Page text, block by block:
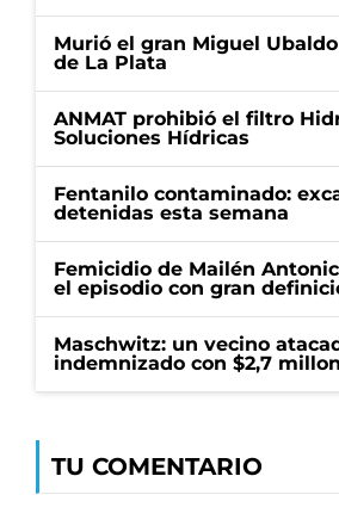
Murió el gran Miguel
de La Plata
ANMAT prohibió el filtro
Soluciones Hídricas
Fentanilo contaminado:
detenidas esta semana
Femicidio de Mailén
el episodio con gran
Maschwitz: un vecino
indemnizado con $2,7
TU COMENTARIO